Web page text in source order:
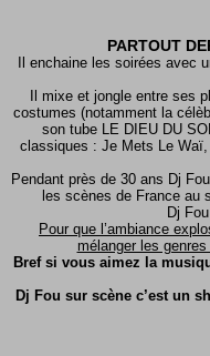
PARTOUT
Il enchaine les soirées avec
Il mixe et jongle entre ses
costumes (notamment la
son tube LE DIEU DU
classiques : Je Mets Le
Pendant près de 30 ans Dj
les scènes de France au
Dj
Pour que l’ambiance
mélanger les
Bref si vous aimez la
Dj Fou sur scène c’est un